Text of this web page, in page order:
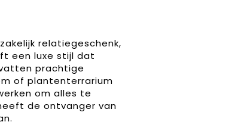
relatiegeschenk,
een luxe stijl dat
prachtige
of plantenterrarium
om alles te
de ontvanger van